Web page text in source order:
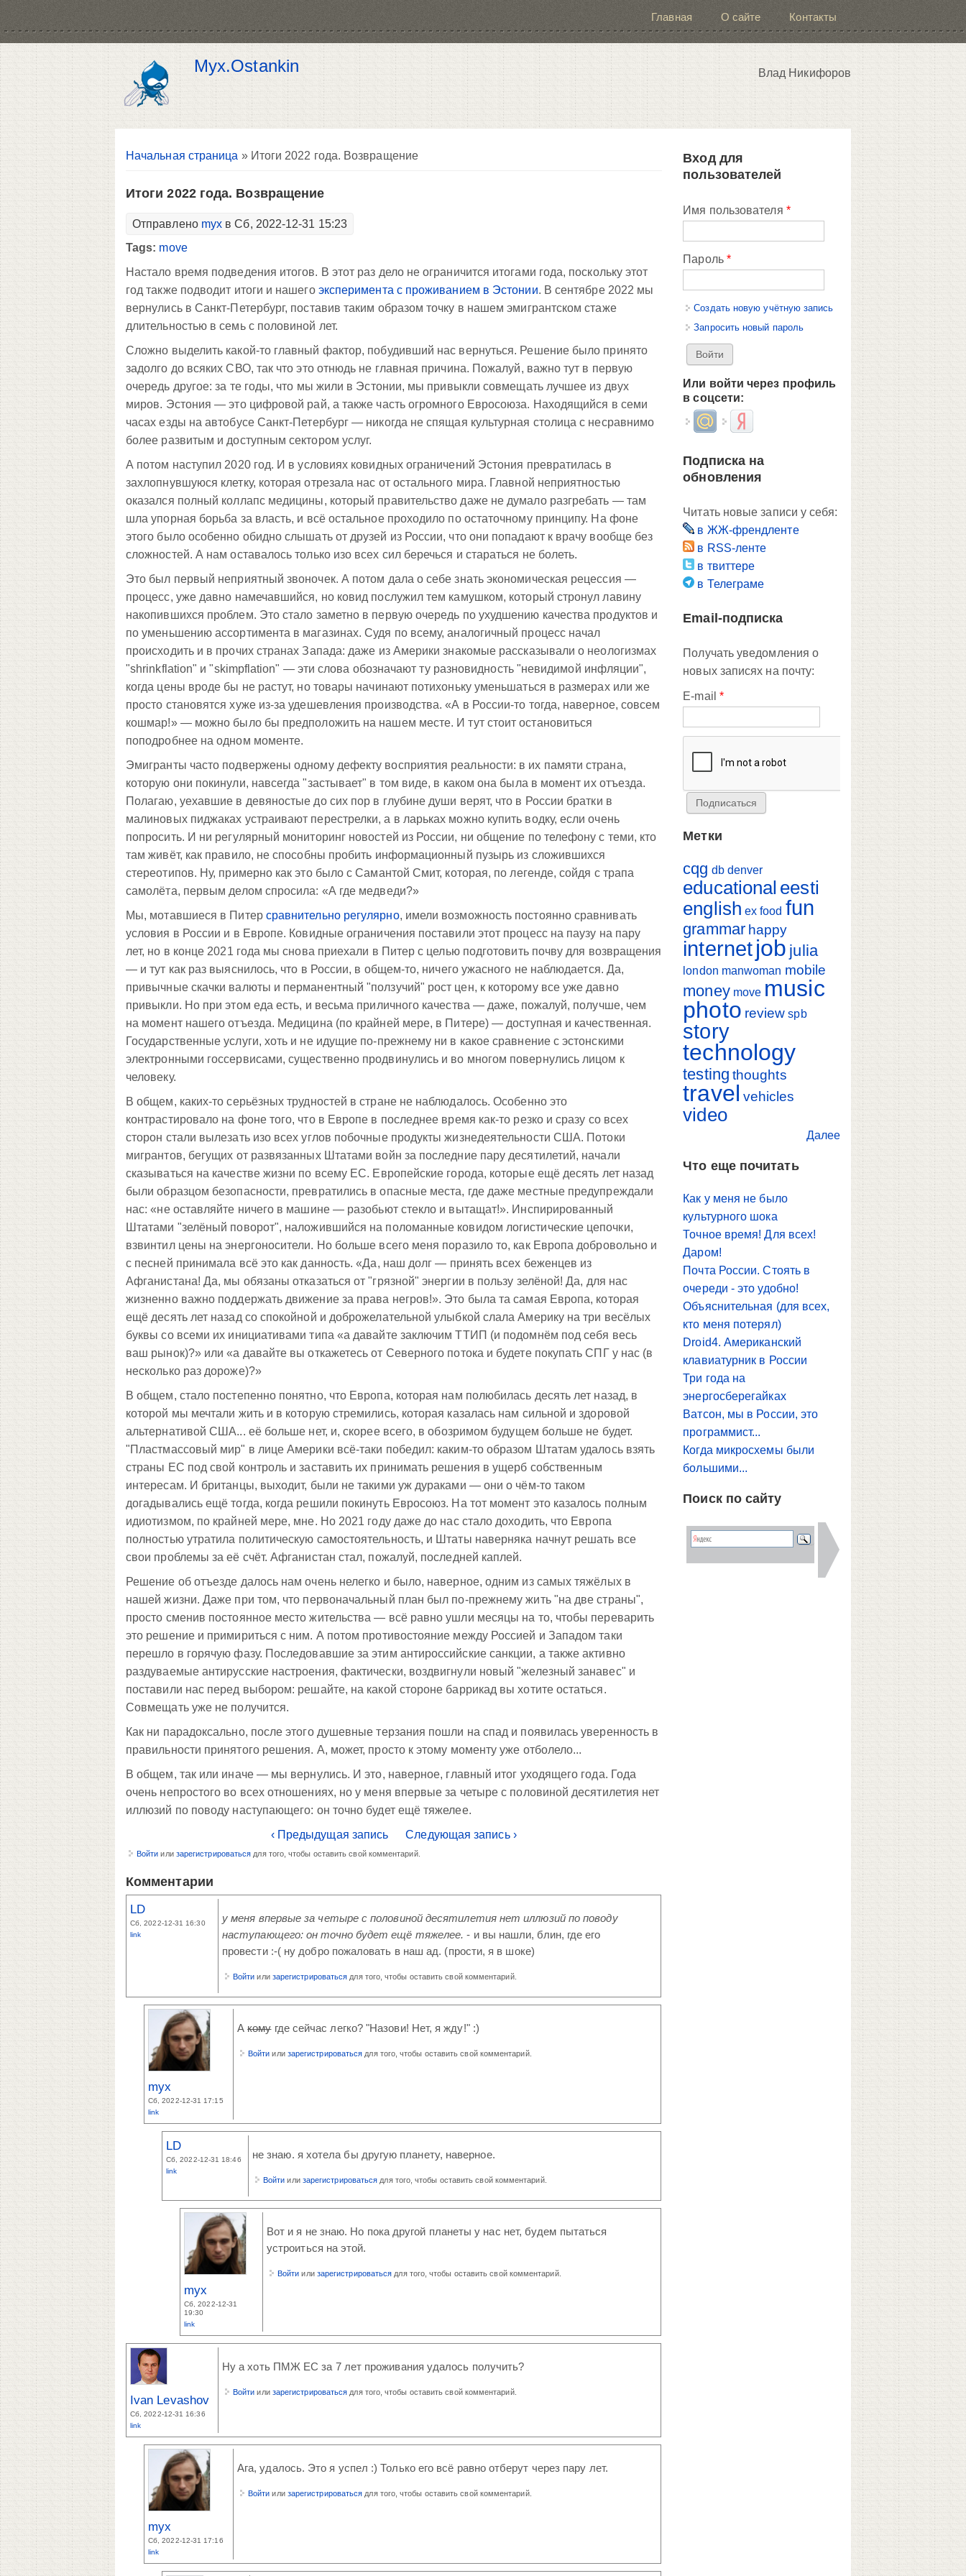
Главная О сайте Контакты
Myx.Ostankin Влад Никифоров
Вы здесь
Начальная страница » Итоги 2022 года. Возвращение
Итоги 2022 года. Возвращение
Отправлено myx в Сб, 2022-12-31 15:23
Tags: move
Настало время подведения итогов. В этот раз дело не ограничится итогами года, поскольку этот
год также подводит итоги и нашего эксперимента с проживанием в Эстонии. В сентябре 2022 мы
вернулись в Санкт-Петербург, поставив таким образом точку в нашем эмигрантском стаже
длительностью в семь с половиной лет.
Сложно выделить какой-то главный фактор, побудивший нас вернуться. Решение было принято
задолго до всяких СВО, так что это отнюдь не главная причина. Пожалуй, важно тут в первую
очередь другое: за те годы, что мы жили в Эстонии, мы привыкли совмещать лучшее из двух
миров. Эстония — это цифровой рай, а также часть огромного Евросоюза. Находящийся в семи
часах езды на автобусе Санкт-Петербург — никогда не спящая культурная столица с несравнимо
более развитым и доступным сектором услуг.
А потом наступил 2020 год. И в условиях ковидных ограничений Эстония превратилась в
захлопнувшуюся клетку, которая отрезала нас от остального мира. Главной неприятностью
оказался полный коллапс медицины, который правительство даже не думало разгребать — там
шла упорная борьба за власть, и всё остальное проходило по остаточному принципу. На фоне
этого было особенно обидно слышать от друзей из России, что они попадают к врачу вообще без
сложностей. А нам оставалось только изо всех сил беречься и стараться не болеть.
Это был первый неприятный звоночек. А потом дала о себе знать экономическая рецессия —
процесс, уже давно намечавшийся, но ковид послужил тем камушком, который стронул лавину
накопившихся проблем. Это стало заметно в первую очередь по ухудшению качества продуктов и
по уменьшению ассортимента в магазинах. Судя по всему, аналогичный процесс начал
происходить и в прочих странах Запада: даже из Америки знакомые рассказывали о неологизмах
"shrinkflation" и "skimpflation" — эти слова обозначают ту разновидность "невидимой инфляции",
когда цены вроде бы не растут, но товары начинают потихоньку уменьшаться в размерах или же
просто становятся хуже из-за удешевления производства. «А в России-то тогда, наверное, совсем
кошмар!» — можно было бы предположить на нашем месте. И тут стоит остановиться
поподробнее на одном моменте.
Эмигранты часто подвержены одному дефекту восприятия реальности: в их памяти страна,
которую они покинули, навсегда "застывает" в том виде, в каком она была в момент их отъезда.
Полагаю, уехавшие в девяностые до сих пор в глубине души верят, что в России братки в
малиновых пиджаках устраивают перестрелки, а в ларьках можно купить водку, если очень
попросить. И ни регулярный мониторинг новостей из России, ни общение по телефону с теми, кто
там живёт, как правило, не способны пробить информационный пузырь из сложившихся
стереотипов. Ну, примерно как это было с Самантой Смит, которая, по легенде, сойдя с трапа
самолёта, первым делом спросила: «А где медведи?»
Мы, мотавшиеся в Питер сравнительно регулярно, имели возможность постоянно сравнивать
условия в России и в Европе. Ковидные ограничения поставили этот процесс на паузу на пару
лет, но в конце 2021 года мы снова приехали в Питер с целью подготовить почву для возвращения
— и тут как раз выяснилось, что в России, в общем-то, ничего ужасного не наблюдается. Да,
привычные скачки валюты и перманентный "ползучий" рост цен, к которому все уже давно
привыкли. Но при этом еда есть, и весьма приличного качества — даже, пожалуй, получше, чем
на момент нашего отъезда. Медицина (по крайней мере, в Питере) — доступная и качественная.
Государственные услуги, хоть и не идущие по-прежнему ни в какое сравнение с эстонскими
электронными госсервисами, существенно продвинулись и во многом повернулись лицом к
человеку.
В общем, каких-то серьёзных трудностей в стране не наблюдалось. Особенно это
контрастировало на фоне того, что в Европе в последнее время как-то резко и сразу со всех
сторон стали вылезать изо всех углов побочные продукты жизнедеятельности США. Потоки
мигрантов, бегущих от развязанных Штатами войн за последние пару десятилетий, начали
сказываться на качестве жизни по всему ЕС. Европейские города, которые ещё десять лет назад
были образцом безопасности, превратились в опасные места, где даже местные предупреждали
нас: «не оставляйте ничего в машине — разобьют стекло и вытащат!». Инспирированный
Штатами "зелёный поворот", наложившийся на поломанные ковидом логистические цепочки,
взвинтил цены на энергоносители. Но больше всего меня поразило то, как Европа добровольно и
с песней принимала всё это как данность. «Да, наш долг — принять всех беженцев из
Афганистана! Да, мы обязаны отказаться от "грязной" энергии в пользу зелёной! Да, для нас
жизненно важно поддержать движение за права негров!». Это была та самая Европа, которая
ещё десять лет назад со спокойной и доброжелательной улыбкой слала Америку на три весёлых
буквы со всеми их инициативами типа «а давайте заключим ТТИП (и подомнём под себя весь
ваш рынок)?» или «а давайте вы откажетесь от Северного потока и будете покупать СПГ у нас (в
несколько раз дороже)?»
В общем, стало постепенно понятно, что Европа, которая нам полюбилась десять лет назад, в
которой мы мечтали жить и в которую стремились, которая казалась нам сильной и здоровой
альтернативой США... её больше нет, и, скорее всего, в обозримом будущем больше не будет.
"Пластмассовый мир" в лице Америки всё-таки победил: каким-то образом Штатам удалось взять
страны ЕС под свой контроль и заставить их принимать решения в ущерб собственным
интересам. И британцы, выходит, были не такими уж дураками — они о чём-то таком
догадывались ещё тогда, когда решили покинуть Евросоюз. На тот момент это казалось полным
идиотизмом, по крайней мере, мне. Но 2021 году даже до нас стало доходить, что Европа
полностью утратила политическую самостоятельность, и Штаты наверняка начнут решать все
свои проблемы за её счёт. Афганистан стал, пожалуй, последней каплей.
Решение об отъезде далось нам очень нелегко и было, наверное, одним из самых тяжёлых в
нашей жизни. Даже при том, что первоначальный план был по-прежнему жить "на две страны",
просто сменив постоянное место жительства — всё равно ушли месяцы на то, чтобы переварить
это решение и примириться с ним. А потом противостояние между Россией и Западом таки
перешло в горячую фазу. Последовавшие за этим антироссийские санкции, а также активно
раздуваемые антирусские настроения, фактически, воздвигнули новый "железный занавес" и
поставили нас перед выбором: решайте, на какой стороне баррикад вы хотите остаться.
Совмещать уже не получится.
Как ни парадоксально, после этого душевные терзания пошли на спад и появилась уверенность в
правильности принятого решения. А, может, просто к этому моменту уже отболело...
В общем, так или иначе — мы вернулись. И это, наверное, главный итог уходящего года. Года
очень непростого во всех отношениях, но у меня впервые за четыре с половиной десятилетия нет
иллюзий по поводу наступающего: он точно будет ещё тяжелее.
‹ Предыдущая запись
Следующая запись ›
Войти или зарегистрироваться для того, чтобы оставить свой комментарий.
Комментарии
LD
Сб, 2022-12-31 16:30
link
у меня впервые за четыре с половиной десятилетия нет иллюзий по поводу
наступающего: он точно будет ещё тяжелее. - и вы нашли, блин, где его
провести :-( ну добро пожаловать в наш ад. (прости, я в шоке)
Войти или зарегистрироваться для того, чтобы оставить свой комментарий.
myx
Сб, 2022-12-31 17:15
link
Акомугде сейчас легко? "Назови! Нет, я жду!" :)
Войти или зарегистрироваться для того, чтобы оставить свой комментарий.
LD
Сб, 2022-12-31 18:46
link
не знаю. я хотела бы другую планету, наверное.
Войти или зарегистрироваться для того, чтобы оставить свой комментарий.
myx
Сб, 2022-12-31
19:30
link
Вот и я не знаю. Но пока другой планеты у нас нет, будем пытаться
устроиться на этой.
Войти или зарегистрироваться для того, чтобы оставить свой комментарий.
Ivan Levashov
Сб, 2022-12-31 16:36
link
Ну а хоть ПМЖ ЕС за 7 лет проживания удалось получить?
Войти или зарегистрироваться для того, чтобы оставить свой комментарий.
myx
Сб, 2022-12-31 17:16
link
Ага, удалось. Это я успел :) Только его всё равно отберут через пару лет.
Войти или зарегистрироваться для того, чтобы оставить свой комментарий.
Вход для
пользователей
Имя пользователя *
Пароль *
Создать новую учётную запись
Запросить новый пароль
Или войти через профиль
в соцсети:
Login with Mail.ruLogin with Яндекс
Подписка на
обновления
Читать новые записи у себя:
в ЖЖ-френдленте
в RSS-ленте
в твиттере
в Телеграме
Email-подписка
Получать уведомления о
новых записях на почту:
E-mail *
Метки
cqg db denver
educational eesti
english ex food fun
grammar happy
internetjob julia
london manwoman mobile
money move music
photo review spb
story
technology
testing thoughts
travel vehicles
video
Далее
Что еще почитать
Как у меня не было
культурного шока
Точное время! Для всех!
Даром!
Почта России. Стоять в
очереди - это удобно!
Объяснительная (для всех,
кто меня потерял)
Droid4. Американский
клавиатурник в России
Три года на
энергосберегайках
Ватсон, мы в России, это
программист...
Когда микросхемы были
большими...
Поиск по сайту